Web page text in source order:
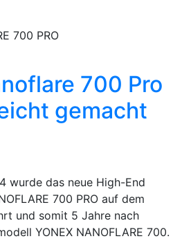
700 PRO
700 Pro
gemacht
wurde das neue High-End
700 PRO auf dem
und somit 5 Jahre nach
YONEX NANOFLARE 700.